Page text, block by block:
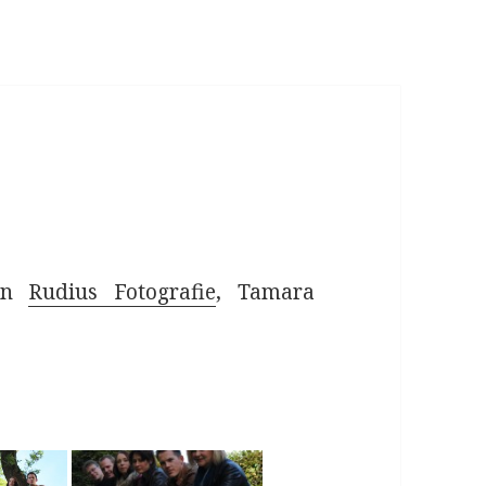
Rudius Fotografie, Tamara